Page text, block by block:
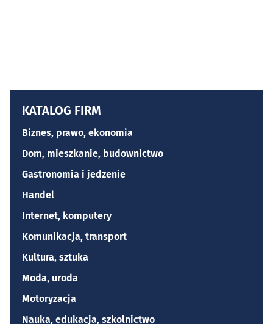
KATALOG FIRM
Biznes, prawo, ekonomia
Dom, mieszkanie, budownictwo
Gastronomia i jedzenie
Handel
Internet, komputery
Komunikacja, transport
Kultura, sztuka
Moda, uroda
Motoryzacja
Nauka, edukacja, szkolnictwo